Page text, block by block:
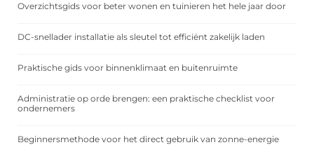
Overzichtsgids voor beter wonen en tuinieren het hele jaar door
DC-snellader installatie als sleutel tot efficiënt zakelijk laden
Praktische gids voor binnenklimaat en buitenruimte
Administratie op orde brengen: een praktische checklist voor
ondernemers
Beginnersmethode voor het direct gebruik van zonne-energie